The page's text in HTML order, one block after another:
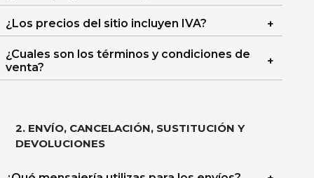
¿Los precios del sitio incluyen IVA?
¿Cuales son los términos y condiciones de
venta?
2. ENVÍO, CANCELACIÓN, SUSTITUCIÓN Y
DEVOLUCIONES